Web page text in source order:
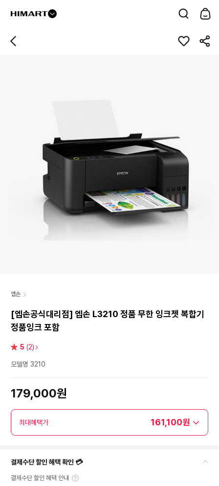
엡손
[엡손공식대리점] 엡손 L3210 정품 무한 잉크젯 복합기
정품잉크 포함
별 5 (2)
모델명 3210
179,000원
최대혜택가 161,100원
결제수단 할인 혜택 확인 💳
결제수단 할인 혜택 안내